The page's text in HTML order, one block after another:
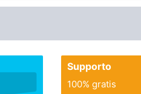
Supporto
100% gratis